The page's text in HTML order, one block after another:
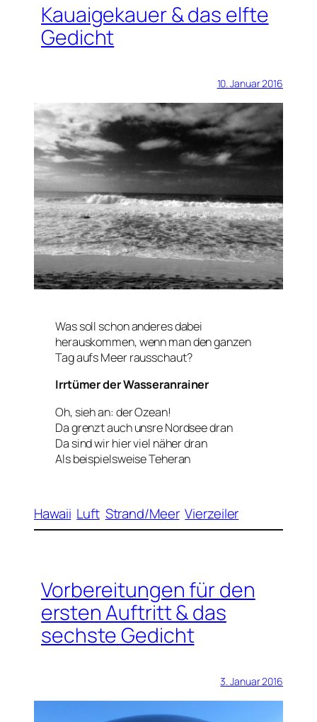
Kauaigekauer & das elfte
Gedicht
10. Januar 2016
Was soll schon anderes dabei
herauskommen, wenn man den ganzen
Tag aufs Meer rausschaut?
Irrtümer der Wasseranrainer
Oh, sieh an: der Ozean!
Da grenzt auch unsre Nordsee dran
Da sind wir hier viel näher dran
Als beispielsweise Teheran
Hawaii Luft Strand/Meer Vierzeiler
Vorbereitungen für den
ersten Auftritt & das
sechste Gedicht
3. Januar 2016